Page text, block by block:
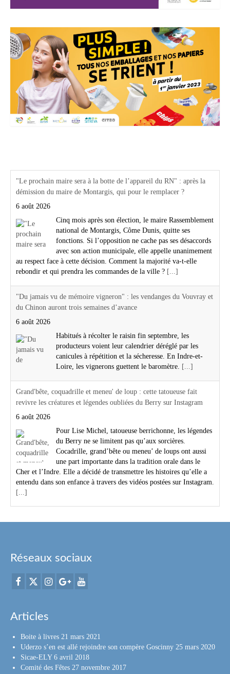
"Le prochain maire sera à la botte de l’appareil du RN" : après la
démission du maire de Montargis, qui pour le remplacer ?
6 août 2026
Cinq mois après son élection, le maire Rassemblement
national de Montargis, Côme Dunis, quitte ses
fonctions. Si l’opposition ne cache pas ses désaccords
avec son action municipale, elle appelle unanimement
au respect face à cette décision. Comment la majorité va-t-elle
rebondir et qui prendra les commandes de la ville ? [...]
"Du jamais vu de mémoire vigneron" : les vendanges du Vouvray et
du Chinon auront trois semaines d’avance
6 août 2026
Habitués à récolter le raisin fin septembre, les
producteurs voient leur calendrier déréglé par les
canicules à répétition et la sécheresse. En Indre-et-
Loire, les vignerons guettent le baromètre. [...]
Grand'bête, coquadrille et meneu' de loup : cette tatoueuse fait
revivre les créatures et légendes oubliées du Berry sur Instagram
6 août 2026
Pour Lise Michel, tatoueuse berrichonne, les légendes
du Berry ne se limitent pas qu’aux sorcières.
Cocadrille, grand’bête ou meneu’ de loups ont aussi
une part importante dans la tradition orale dans le
Cher et l’Indre. Elle a décidé de transmettre les histoires qu’elle a
entendu dans son enfance à travers des vidéos postées sur Instagram.
[...]
Réseaux sociaux
Articles
Boite à livres 21 mars 2021
Uderzo s’en est allé rejoindre son compère Goscinny 25 mars 2020
Sicae-ELY 6 avril 2018
Comité des Fêtes 27 novembre 2017